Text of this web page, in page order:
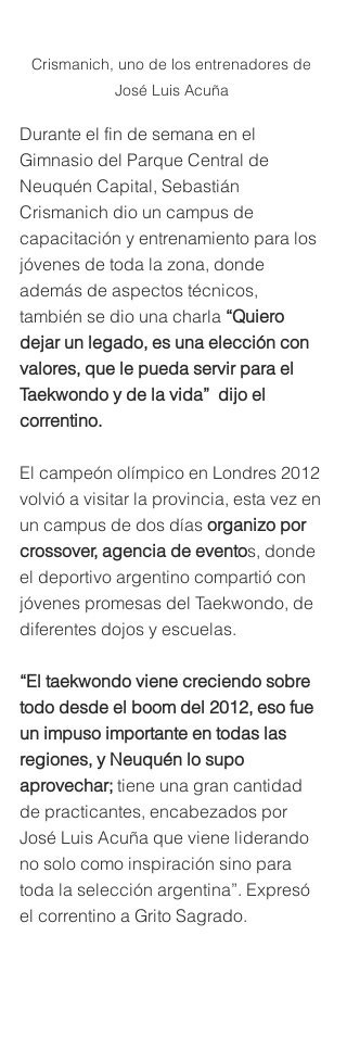
Crismanich, uno de los entrenadores de
José Luis Acuña
Durante el fin de semana en el
Gimnasio del Parque Central de
Neuquén Capital, Sebastián
Crismanich dio un campus de
capacitación y entrenamiento para los
jóvenes de toda la zona, donde
además de aspectos técnicos,
también se dio una charla “Quiero
dejar un legado, es una elección con
valores, que le pueda servir para el
Taekwondo y de la vida”  dijo el
correntino.
El campeón olímpico en Londres 2012
volvió a visitar la provincia, esta vez en
un campus de dos días organizo por
crossover, agencia de eventos, donde
el deportivo argentino compartió con
jóvenes promesas del Taekwondo, de
diferentes dojos y escuelas.
“El taekwondo viene creciendo sobre
todo desde el boom del 2012, eso fue
un impuso importante en todas las
regiones, y Neuquén lo supo
aprovechar; tiene una gran cantidad
de practicantes, encabezados por
José Luis Acuña que viene liderando
no solo como inspiración sino para
toda la selección argentina”. Expresó
el correntino a Grito Sagrado.